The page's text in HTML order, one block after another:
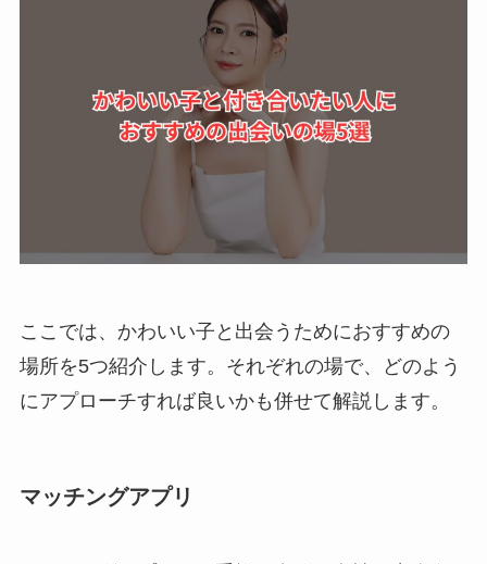
ここでは、かわいい子と出会うためにおすすめの
場所を5つ紹介します。それぞれの場で、どのよう
にアプローチすれば良いかも併せて解説します。
マッチングアプリ